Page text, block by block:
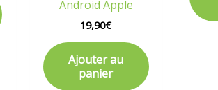
Android Apple
19,90€
Ajouter au
panier